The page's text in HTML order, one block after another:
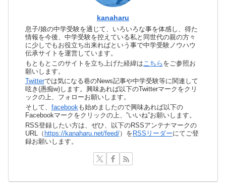
kanaharu
息子/娘の中学受験を通じて、いろいろな事を体感し、得た
情報を今後、中学受験を控えている私と同世代の親の方々
に少しでもお役立ち出来ればという事で中学受験ノウハウ
伝承サイトを運営しています。
もともとこのサイトを立ち上げた経緯は こちら をご参照お
願いします。
Twitterでは気になる巷のNews記事や中学受験等に関連して
呟き(愚痴w)します。興味あれば以下のTwitterマークをクリ
ックの上、フォローお願いします。
そして、 facebookも始めましたので興味あれば以下の
Facebookマークをクリックの上、”いいね”お願いします。
RSS登録したい方は、ぜひ、以下のRSSアンテナマークの
URL（ https://kanaharu.net/feed/）を RSSリーダーにてご登
録お願いします。